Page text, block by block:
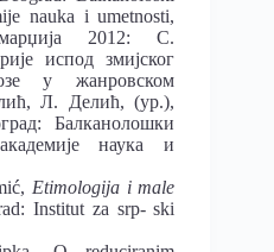
nauka i umetnosti,
2012: С.
испод змијског
у жанровском
Л. Делић, (ур.),
Балканолошки
наука и
Etimologija i male
Institut za srp- ski